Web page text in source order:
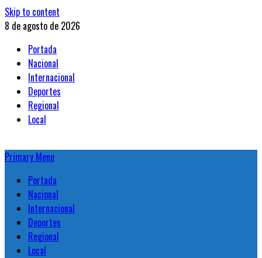
Skip to content
8 de agosto de 2026
Portada
Nacional
Internacional
Deportes
Regional
Local
Primary Menu
Portada
Nacional
Internacional
Deportes
Regional
Local